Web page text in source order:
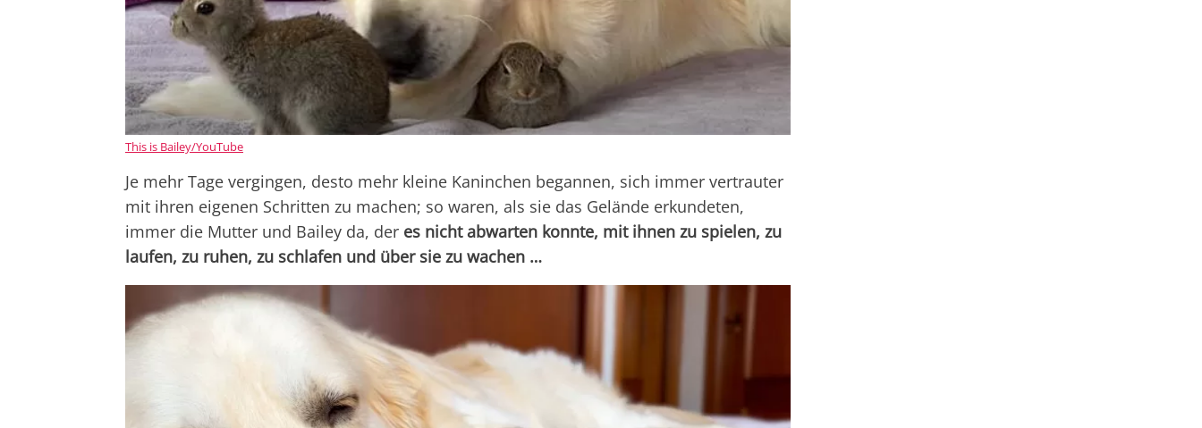
This is Bailey/YouTube
Je mehr Tage vergingen, desto mehr kleine Kaninchen begannen, sich immer vertrauter
mit ihren eigenen Schritten zu machen; so waren, als sie das Gelände erkundeten,
immer die Mutter und Bailey da, der es nicht abwarten konnte, mit ihnen zu spielen, zu
laufen, zu ruhen, zu schlafen und über sie zu wachen …